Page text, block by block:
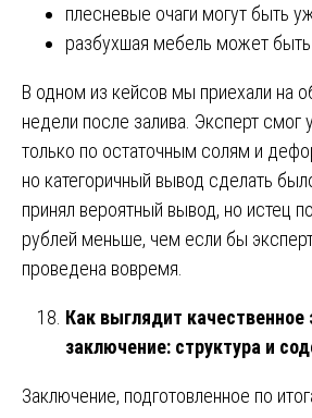
плесневые очаги могут быть
разбухшая мебель может быть
В одном из кейсов мы приехали на
недели после залива. Эксперт смог
только по остаточным солям и
но категоричный вывод сделать
принял вероятный вывод, но истец
рублей меньше, чем если бы
проведена вовремя.
Как выглядит качественное
заключение: структура и
Заключение, подготовленное по